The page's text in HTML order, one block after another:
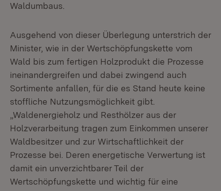
Waldumbaus.
Ausgehend von dieser Überlegung unterstrich der
Minister, wie in der Wertschöpfungskette vom
Wald bis zum fertigen Holzprodukt die Prozesse
ineinandergreifen und dabei zwingend auch
Sortimente anfallen, für die es Stand heute keine
stoffliche Nutzungsmöglichkeit gibt.
„Waldenergieholz und Resthölzer aus der
Holzverarbeitung tragen zum Einkommen unserer
Waldbesitzer und zur Wirtschaftlichkeit der
Prozesse bei. Deren energetische Verwertung ist
damit ein unverzichtbarer Teil der
Wertschöpfungskette und wichtig für eine